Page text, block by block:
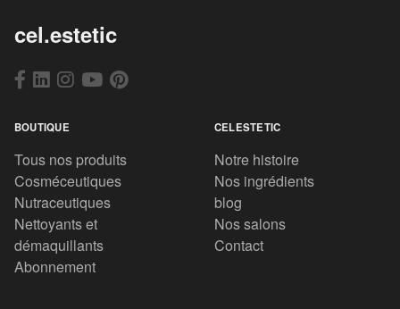
cel.estetic
BOUTIQUE
Tous nos produits
Cosméceutiques
Nutraceutiques
Nettoyants et
démaquillants
Abonnement
CELESTETIC
Notre histoire
Nos ingrédients
blog
Nos salons
Contact